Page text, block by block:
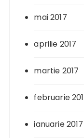
mai 2017
aprilie 2017
martie 2017
februarie
ianuarie 2017